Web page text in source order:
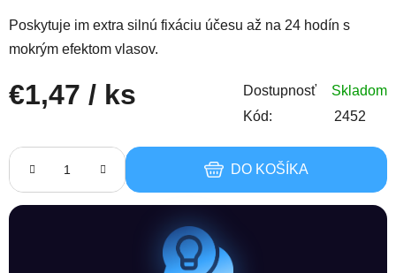
Poskytuje im extra silnú fixáciu účesu až na 24 hodín s
mokrým efektom vlasov.
€1,47 / ks Dostupnosť
Skladom
Kód:
2452
DO KOŠÍKA